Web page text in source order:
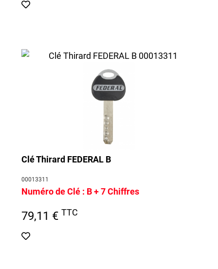
Clé Thirard FEDERAL B
00013311
Numéro de Clé : B + 7 Chiffres
79,11 € TTC